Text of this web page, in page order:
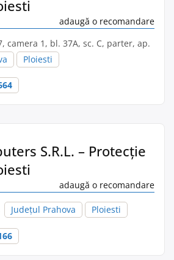
adaugă o recomandare
camera 1, bl. 37A, sc. C, parter, ap.
Ploiesti
S.R.L. – Protecție
adaugă o recomandare
Județul Prahova Ploiesti